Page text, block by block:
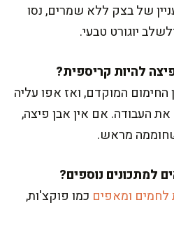
של בצק ללא שמרים, נסו
יוגורט טבעי.
החימום המוקדם, ואז אפו עליה
העבודה. אם אין אבן פיצה,
מראש.
לחמים ומאפים כמו פוקצ'ות,